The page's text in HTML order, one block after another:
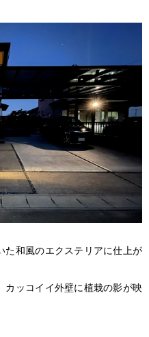
た和風のエクステリアに仕上が
カッコイイ外壁に植栽の影が映